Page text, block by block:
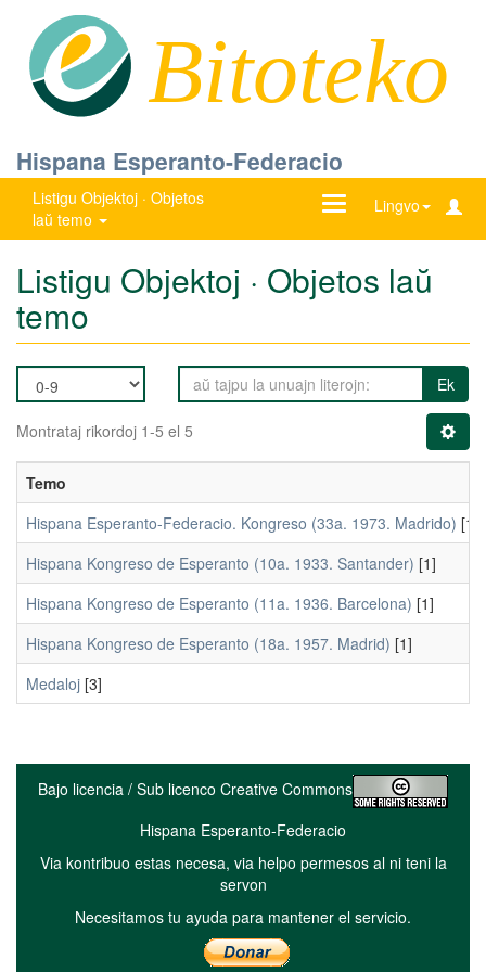
Bitoteko
Hispana Esperanto-Federacio
Listigu Objektoj · Objetos
laŭ temo
Lingvo
Ŝanĝu
Listigu Objektoj · Objetos laŭ
temo
Ek
Montrataj rikordoj 1-5 el 5
Temo
Hispana Esperanto-Federacio. Kongreso (33a. 1973. Madrido) [1]
Hispana Kongreso de Esperanto (10a. 1933. Santander) [1]
Hispana Kongreso de Esperanto (11a. 1936. Barcelona) [1]
Hispana Kongreso de Esperanto (18a. 1957. Madrid) [1]
Medaloj [3]
Bajo licencia / Sub licenco Creative Commons
Hispana Esperanto-Federacio
Via kontribuo estas necesa, via helpo permesos al ni teni la
servon
Necesitamos tu ayuda para mantener el servicio.